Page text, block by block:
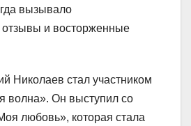
вызывало
и восторженные
Николаев стал участником
волна». Он выступил со
любовь», которая стала